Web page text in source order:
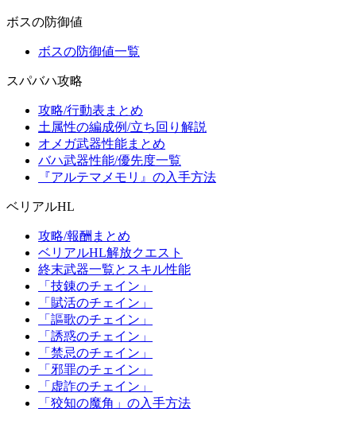
ボスの防御値
ボスの防御値一覧
スパバハ攻略
攻略/行動表まとめ
土属性の編成例/立ち回り解説
オメガ武器性能まとめ
バハ武器性能/優先度一覧
『アルテマメモリ』の入手方法
ベリアルHL
攻略/報酬まとめ
ベリアルHL解放クエスト
終末武器一覧とスキル性能
「技錬のチェイン」
「賦活のチェイン」
「謳歌のチェイン」
「誘惑のチェイン」
「禁忌のチェイン」
「邪罪のチェイン」
「虚詐のチェイン」
「狡知の魔角」の入手方法